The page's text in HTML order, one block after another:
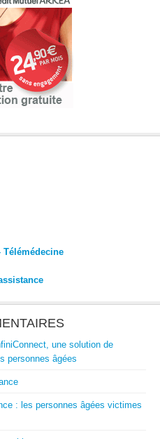
Télémédecine
une solution de
personnes âgées
: les personnes âgées victimes